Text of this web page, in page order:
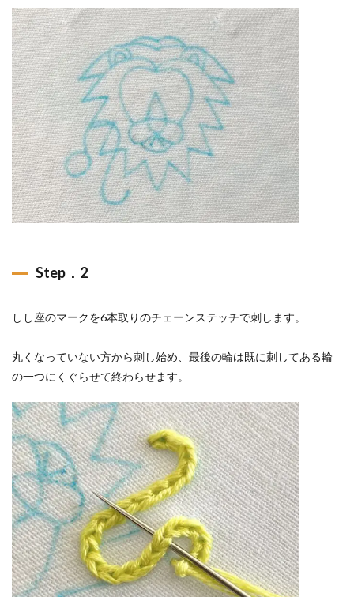
Step．2
しし座のマークを6本取りのチェーンステッチで刺します。
丸くなっていない方から刺し始め、最後の輪は既に刺してある輪
の一つにくぐらせて終わらせます。